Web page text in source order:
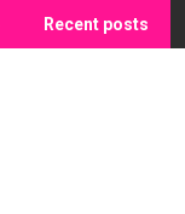
Recent posts